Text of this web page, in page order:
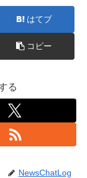
はてブ
コピー
る
NewsChatLog